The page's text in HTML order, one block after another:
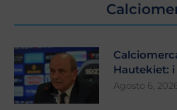
Hautekiet:
Agosto 6,